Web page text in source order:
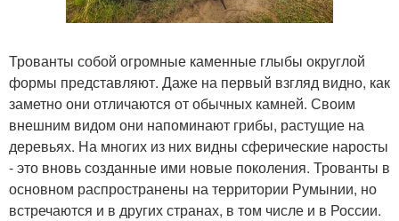
Трованты собой огромные каменные глыбы округлой
формы представляют. Даже на первый взгляд видно, как
заметно они отличаются от обычных камней. Своим
внешним видом они напоминают грибы, растущие на
деревьях. На многих из них видны сферические наросты
- это вновь созданные ими новые поколения. Трованты в
основном распространены на территории Румынии, но
встречаются и в других странах, в том числе и в России.